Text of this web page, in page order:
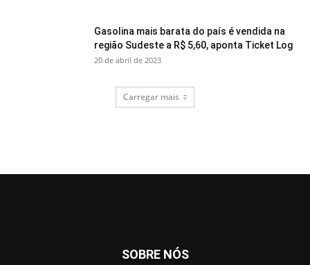
Gasolina mais barata do país é vendida na
região Sudeste a R$ 5,60, aponta Ticket Log
20 de abril de 2023
Carregar mais
SOBRE NÓS